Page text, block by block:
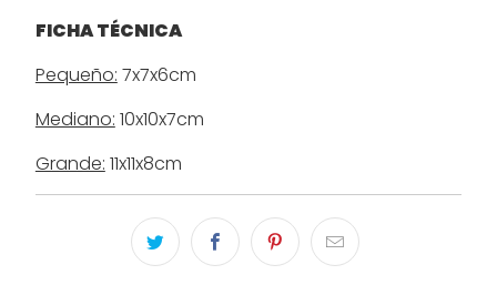
FICHA TÉCNICA
Pequeño: 7x7x6cm
Mediano: 10x10x7cm
Grande: 11x11x8cm